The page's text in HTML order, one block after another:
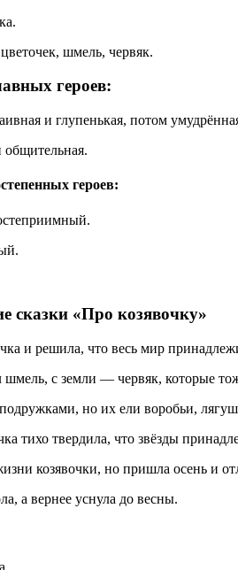
шмель, червяк.
героев:
и глупенькая, потом
общительная.
героев:
сказки «Про козявочку»
и решила, что весь мир
шмель, с земли — червяк, которые
подружками, но их ели воробьи,
тихо твердила, что звёзды
козявочки, но пришла осень и
а вернее уснула до весны.